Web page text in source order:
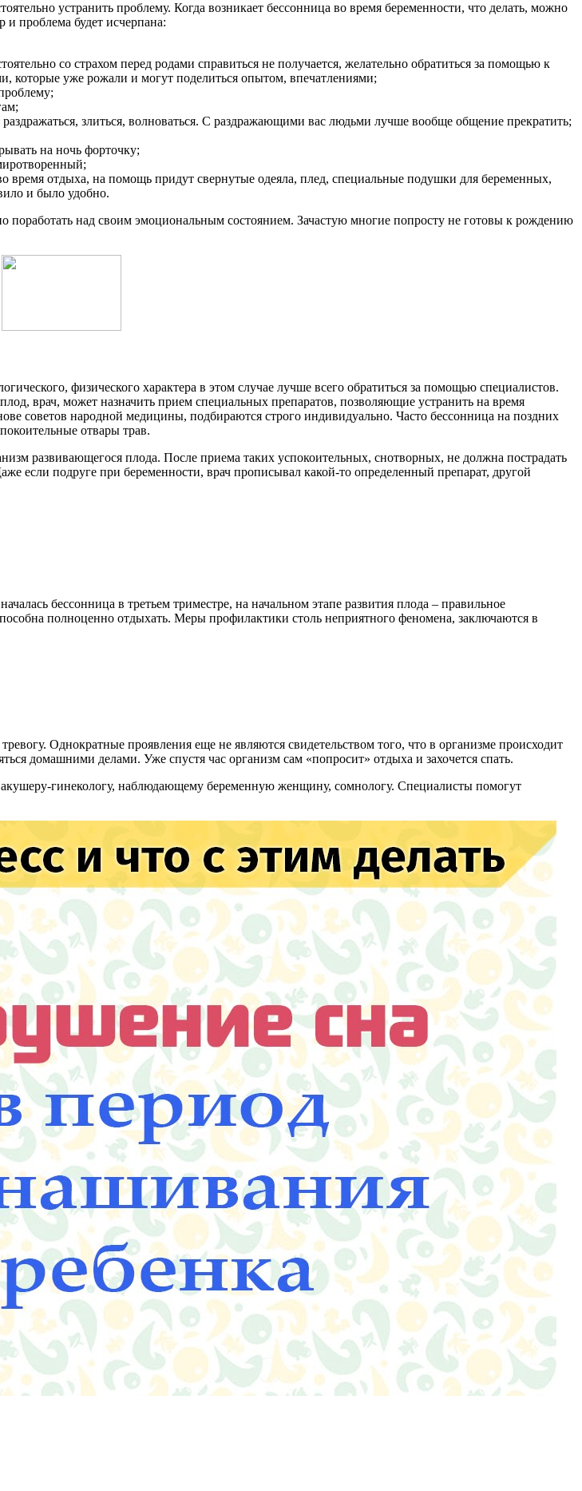
устранить проблему. Когда возникает бессонница во время беременности, что делать, можно
проблема будет исчерпана:
со страхом перед родами справиться не получается, желательно обратиться за помощью к
которые уже рожали и могут поделиться опытом, впечатлениями;
злиться, волноваться. С раздражающими вас людьми лучше вообще общение прекратить;
на ночь форточку;
время отдыха, на помощь придут свернутые одеяла, плед, специальные подушки для беременных,
и было удобно.
поработать над своим эмоциональным состоянием. Зачастую многие попросту не готовы к рождению
физического характера в этом случае лучше всего обратиться за помощью специалистов.
врач, может назначить прием специальных препаратов, позволяющие устранить на время
советов народной медицины, подбираются строго индивидуально. Часто бессонница на поздних
отвары трав.
развивающегося плода. После приема таких успокоительных, снотворных, не должна пострадать
если подруге при беременности, врач прописывал какой-то определенный препарат, другой
бессонница в третьем триместре, на начальном этапе развития плода – правильное
полноценно отдыхать. Меры профилактики столь неприятного феномена, заключаются в
Однократные проявления еще не являются свидетельством того, что в организме происходит
домашними делами. Уже спустя час организм сам «попросит» отдыха и захочется спать.
гинекологу, наблюдающему беременную женщину, сомнологу. Специалисты помогут